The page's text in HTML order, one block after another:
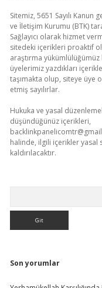
Sitemiz, 5651 Sayılı
ve İletişim Kurumu (BTK)
Sağlayıcı olarak hizmet
sitedeki içerikleri proaktif
araştırma
üyelerimiz yazdıkları
taşımakta olup, siteye üye
etmiş sayılırlar.
Hukuka ve yasal
düşündüğünüz içerikleri,
halinde, ilgili içerikler yasal
kaldırılacaktır.
Son yorumlar